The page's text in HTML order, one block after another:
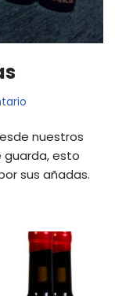
nuestros
guarda, esto
sus añadas.